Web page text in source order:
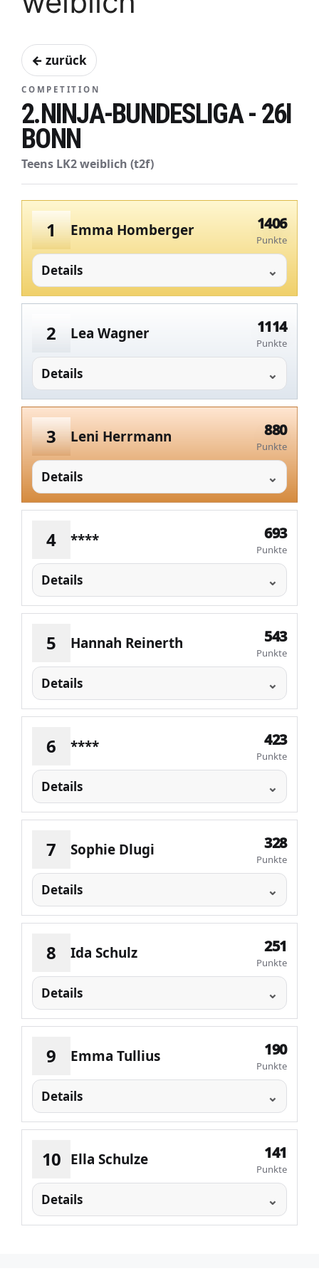
← zurück
COMPETITION
2.NINJA-BUNDESLIGA - 26I
BONN
Teens LK2 weiblich (t2f)
1 Emma Homberger 1406
Punkte
Details
2 Lea Wagner 1114
Punkte
Details
3 Leni Herrmann 880
Punkte
Details
4 **** 693
Punkte
Details
5 Hannah Reinerth 543
Punkte
Details
6 **** 423
Punkte
Details
7 Sophie Dlugi 328
Punkte
Details
8 Ida Schulz 251
Punkte
Details
9 Emma Tullius 190
Punkte
Details
10 Ella Schulze 141
Punkte
Details